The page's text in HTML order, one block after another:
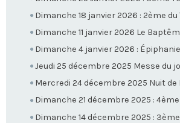
Dimanche 18 janvier 2026 : 2ème du
Dimanche 11 janvier 2026 Le
Dimanche 4 janvier 2026 :
Jeudi 25 décembre 2025 Messe du
Mercredi 24 décembre 2025 Nuit de
Dimanche 21 décembre 2025 :
Dimanche 14 décembre 2025 :